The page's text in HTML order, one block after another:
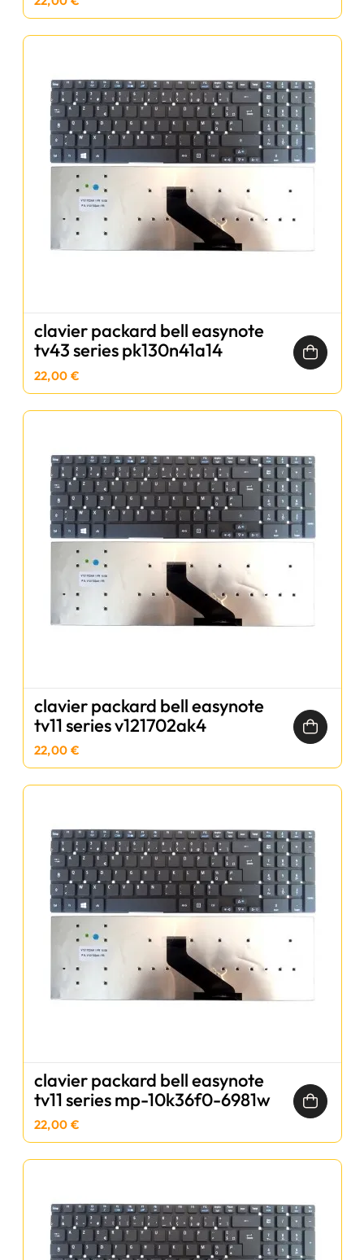
clavier packard bell easynote
tv43 series pk130n41a14
22,00 €
clavier packard bell easynote
tv11 series v121702ak4
22,00 €
clavier packard bell easynote
tv11 series mp-10k36f0-6981w
22,00 €